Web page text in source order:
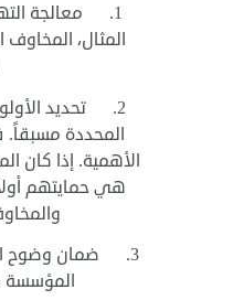
1.
معالجة
المثال، المخاوف
2.
تحديد
المحددة مسبقاً.
الأهمية. إذا كان
هي حمايتهم
3.
ضمان وضوح
المؤسسة